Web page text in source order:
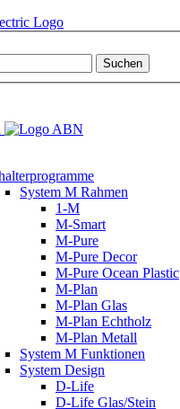
System M Rahmen
1-M
M-Smart
M-Pure
M-Pure Decor
M-Pure Ocean Plastic
M-Plan
M-Plan Glas
M-Plan Echtholz
M-Plan Metall
System M Funktionen
System Design
D-Life
D-Life Glas/Stein